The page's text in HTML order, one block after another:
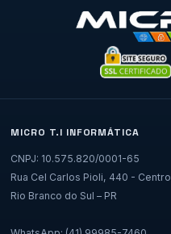
MICRO T.I INFORMÁTICA
CNPJ: 10.575.820/0001-65
Rua Cel Carlos Pioli, 440 - Centro
Rio Branco do Sul – PR